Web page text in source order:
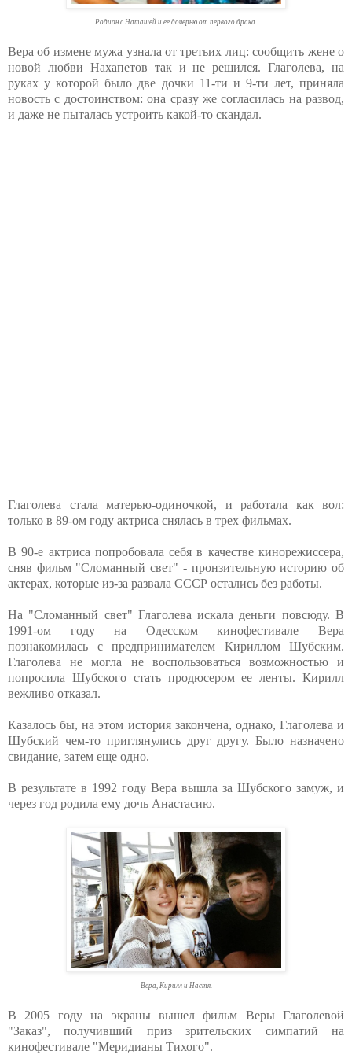
Родион с Наташей и ее дочерью от первого брака.
Вера об измене мужа узнала от третьих лиц: сообщить жене о
новой любви Нахапетов так и не решился. Глаголева, на
руках у которой было две дочки 11-ти и 9-ти лет, приняла
новость с достоинством: она сразу же согласилась на развод,
и даже не пыталась устроить какой-то скандал.
Глаголева стала матерью-одиночкой, и работала как вол:
только в 89-ом году актриса снялась в трех фильмах.
В 90-е актриса попробовала себя в качестве кинорежиссера,
сняв фильм "Сломанный свет" - пронзительную историю об
актерах, которые из-за развала СССР остались без работы.
На "Сломанный свет" Глаголева искала деньги повсюду. В
1991-ом году на Одесском кинофестивале Вера
познакомилась с предпринимателем Кириллом Шубским.
Глаголева не могла не воспользоваться возможностью и
попросила Шубского стать продюсером ее ленты. Кирилл
вежливо отказал.
Казалось бы, на этом история закончена, однако, Глаголева и
Шубский чем-то приглянулись друг другу. Было назначено
свидание, затем еще одно.
В результате в 1992 году Вера вышла за Шубского замуж, и
через год родила ему дочь Анастасию.
Вера, Кирилл и Настя.
В 2005 году на экраны вышел фильм Веры Глаголевой
"Заказ", получивший приз зрительских симпатий на
кинофестивале "Меридианы Тихого".